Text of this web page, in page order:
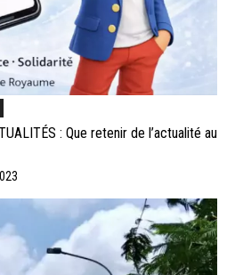
: Que retenir de l’actualité au